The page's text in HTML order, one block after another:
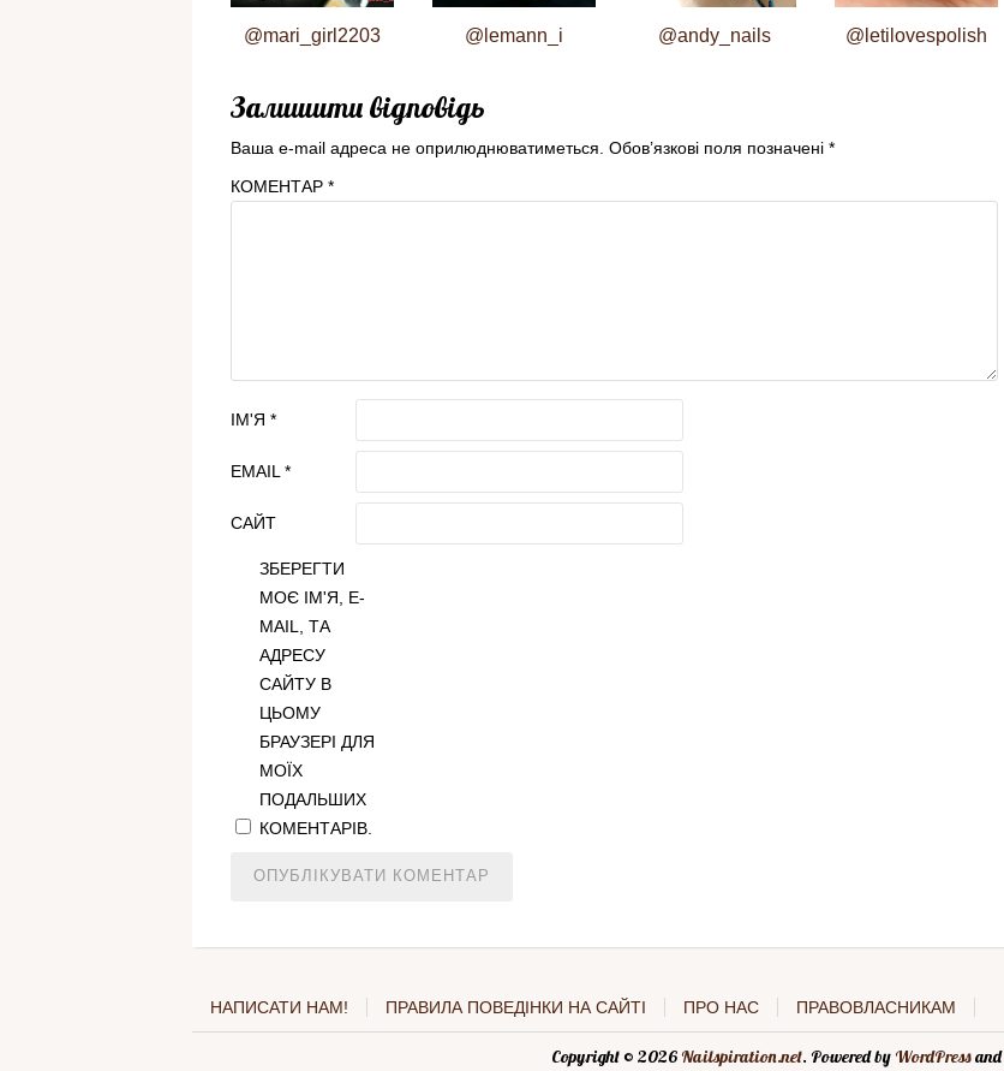
@mari_girl2203 @lemann_i @andy_nails @letilovespolish
Залишити відповідь
Ваша e-mail адреса не оприлюднюватиметься. Обов’язкові поля позначені *
КОМЕНТАР *
ІМ'Я *
EMAIL *
САЙТ
ЗБЕРЕГТИ
МОЄ ІМ'Я, E-
MAIL, ТА
АДРЕСУ
САЙТУ В
ЦЬОМУ
БРАУЗЕРІ ДЛЯ
МОЇХ
ПОДАЛЬШИХ
КОМЕНТАРІВ.
НАПИСАТИ НАМ! ПРАВИЛА ПОВЕДІНКИ НА САЙТІ ПРО НАС ПРАВОВЛАСНИКАМ
Copyright © 2026Nailspiration.net. Powered by WordPressand